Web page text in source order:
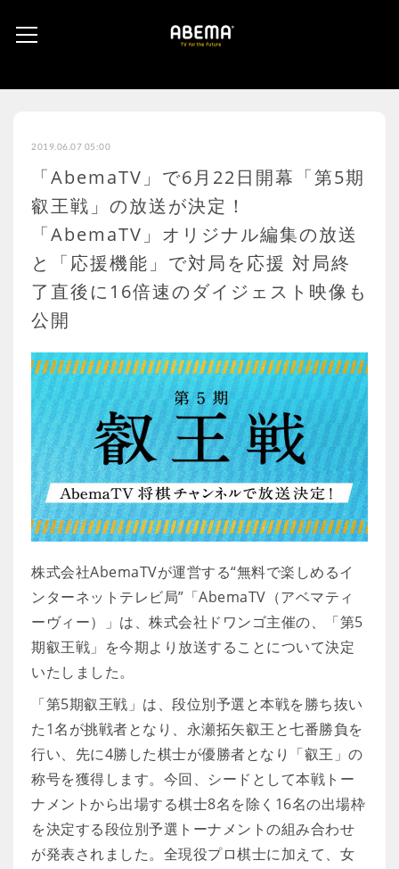
2019.06.07 05:00
「AbemaTV」で6月22日開幕「第5期
叡王戦」の放送が決定！
「AbemaTV」オリジナル編集の放送
と「応援機能」で対局を応援 対局終
了直後に16倍速のダイジェスト映像も
公開
株式会社AbemaTVが運営する“無料で楽しめるイ
ンターネットテレビ局”「AbemaTV（アベマティ
ーヴィー）」は、株式会社ドワンゴ主催の、「第5
期叡王戦」を今期より放送することについて決定
いたしました。
「第5期叡王戦」は、段位別予選と本戦を勝ち抜い
た1名が挑戦者となり、永瀬拓矢叡王と七番勝負を
行い、先に4勝した棋士が優勝者となり「叡王」の
称号を獲得します。今回、シードとして本戦トー
ナメントから出場する棋士8名を除く16名の出場枠
を決定する段位別予選トーナメントの組み合わせ
が発表されました。全現役プロ棋士に加えて、女